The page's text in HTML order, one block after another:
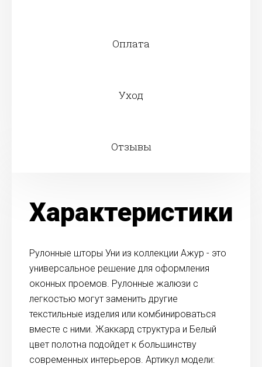
Оплата
Уход
Отзывы
Характеристики
Рулонные шторы Уни из коллекции Ажур - это
универсальное решение для оформления
оконных проемов. Рулонные жалюзи с
легкостью могут заменить другие
текстильные изделия или комбинироваться
вместе с ними. Жаккард структура и Белый
цвет полотна подойдет к большинству
современных интерьеров. Артикул модели: